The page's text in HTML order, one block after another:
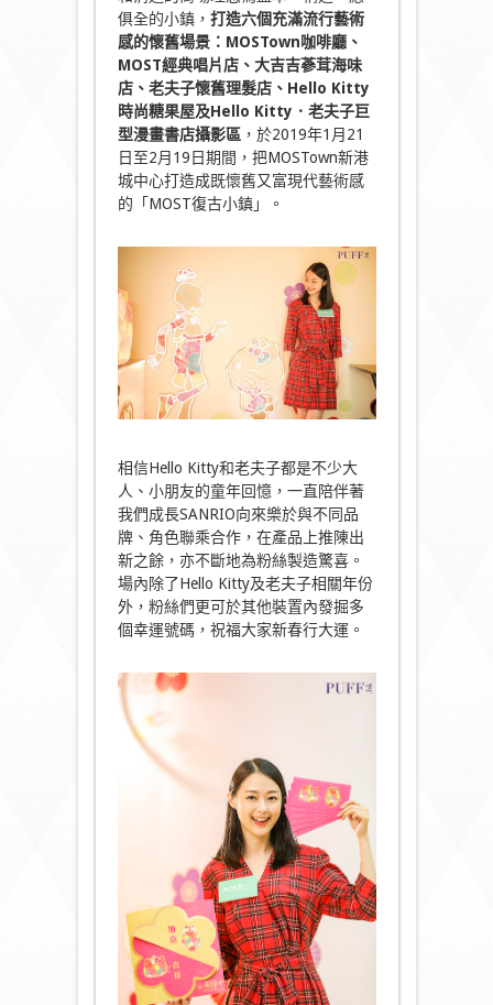
俱全的小鎮， 打造六個充滿流行藝術
感的懷舊場景： MOSTown咖啡廳、
MOST經典唱片店、大吉吉蔘茸海味
店、老夫子懷舊理髮店、Hello Kitty
時尚糖果屋及Hello Kitty．老夫子巨
型漫畫書店攝影區，於2019年1月21
日至2月19日期間，把MOSTown新港
城中心打造成既懷舊又富現代藝術感
的「MOST復古小鎮」。
相信Hello Kitty和老夫子都是不少大
人、小朋友的童年回憶，一直陪伴著
我們成長SANRIO向來樂於與不同品
牌、角色聯乘合作，在產品上推陳出
新之餘，亦不斷地為粉絲製造驚喜。
場內除了Hello Kitty及老夫子相關年份
外，粉絲們更可於其他裝置內發掘多
個幸運號碼，祝福大家新春行大運。